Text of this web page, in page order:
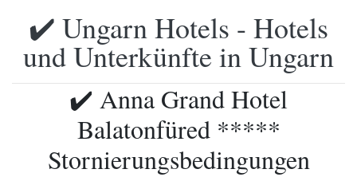
✔️ Ungarn Hotels - Hotels
und Unterkünfte in Ungarn
✔️ Anna Grand Hotel
Balatonfüred *****
Stornierungsbedingungen